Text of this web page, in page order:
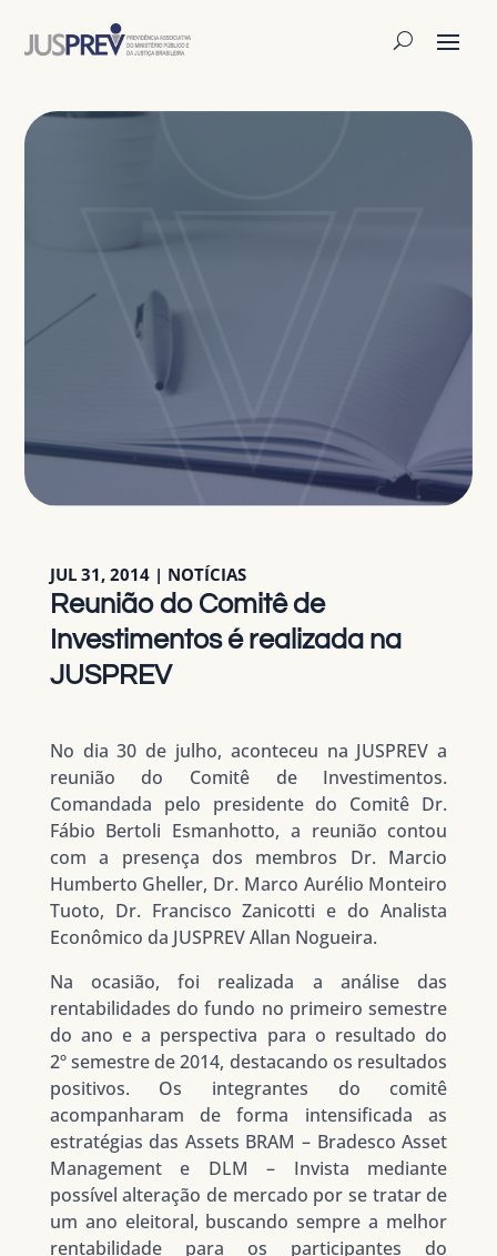
Reunião do Comitê de
Investimentos é realizada na
JUSPREV
JUL 31, 2014| NOTÍCIAS
No dia 30 de julho, aconteceu na JUSPREV a
reunião do Comitê de Investimentos.
Comandada pelo presidente do Comitê Dr.
Fábio Bertoli Esmanhotto, a reunião contou
com a presença dos membros Dr. Marcio
Humberto Gheller, Dr. Marco Aurélio Monteiro
Tuoto, Dr. Francisco Zanicotti e do Analista
Econômico da JUSPREV Allan Nogueira.
Na ocasião, foi realizada a análise das
rentabilidades do fundo no primeiro semestre
do ano e a perspectiva para o resultado do
2º semestre de 2014, destacando os resultados
positivos. Os integrantes do comitê
acompanharam de forma intensificada as
estratégias das Assets BRAM – Bradesco Asset
Management e DLM – Invista mediante
possível alteração de mercado por se tratar de
um ano eleitoral, buscando sempre a melhor
rentabilidade para os participantes do